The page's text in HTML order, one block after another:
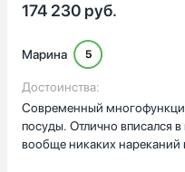
174 230 руб.
Марина 5
Достоинства:
Современный
посуды. Отлично вписался
вообще никаких нареканий